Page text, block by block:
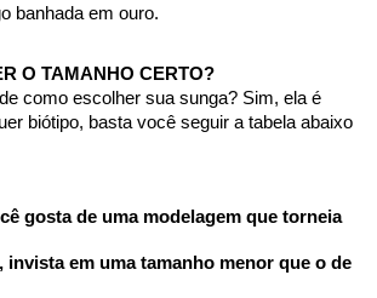
banhada em ouro.
O TAMANHO CERTO?
como escolher sua sunga? Sim, ela é
biótipo, basta você seguir a tabela abaixo
gosta de uma modelagem que torneia
invista em uma tamanho menor que o de